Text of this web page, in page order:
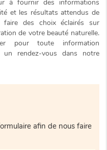
à fournir des informations
et les résultats attendus de
des choix éclairés sur
de votre beauté naturelle.
pour toute information
un rendez-vous dans notre
afin de nous faire